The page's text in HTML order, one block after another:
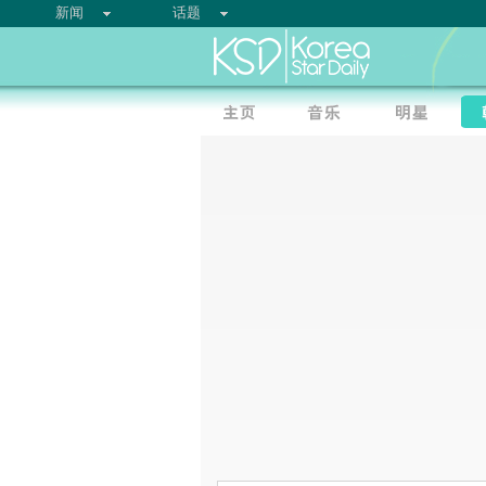
新闻 话题